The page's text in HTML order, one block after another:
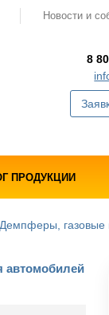
Новости и
8
ПРОДУКЦИИ
Демпферы, газовые
автомобилей